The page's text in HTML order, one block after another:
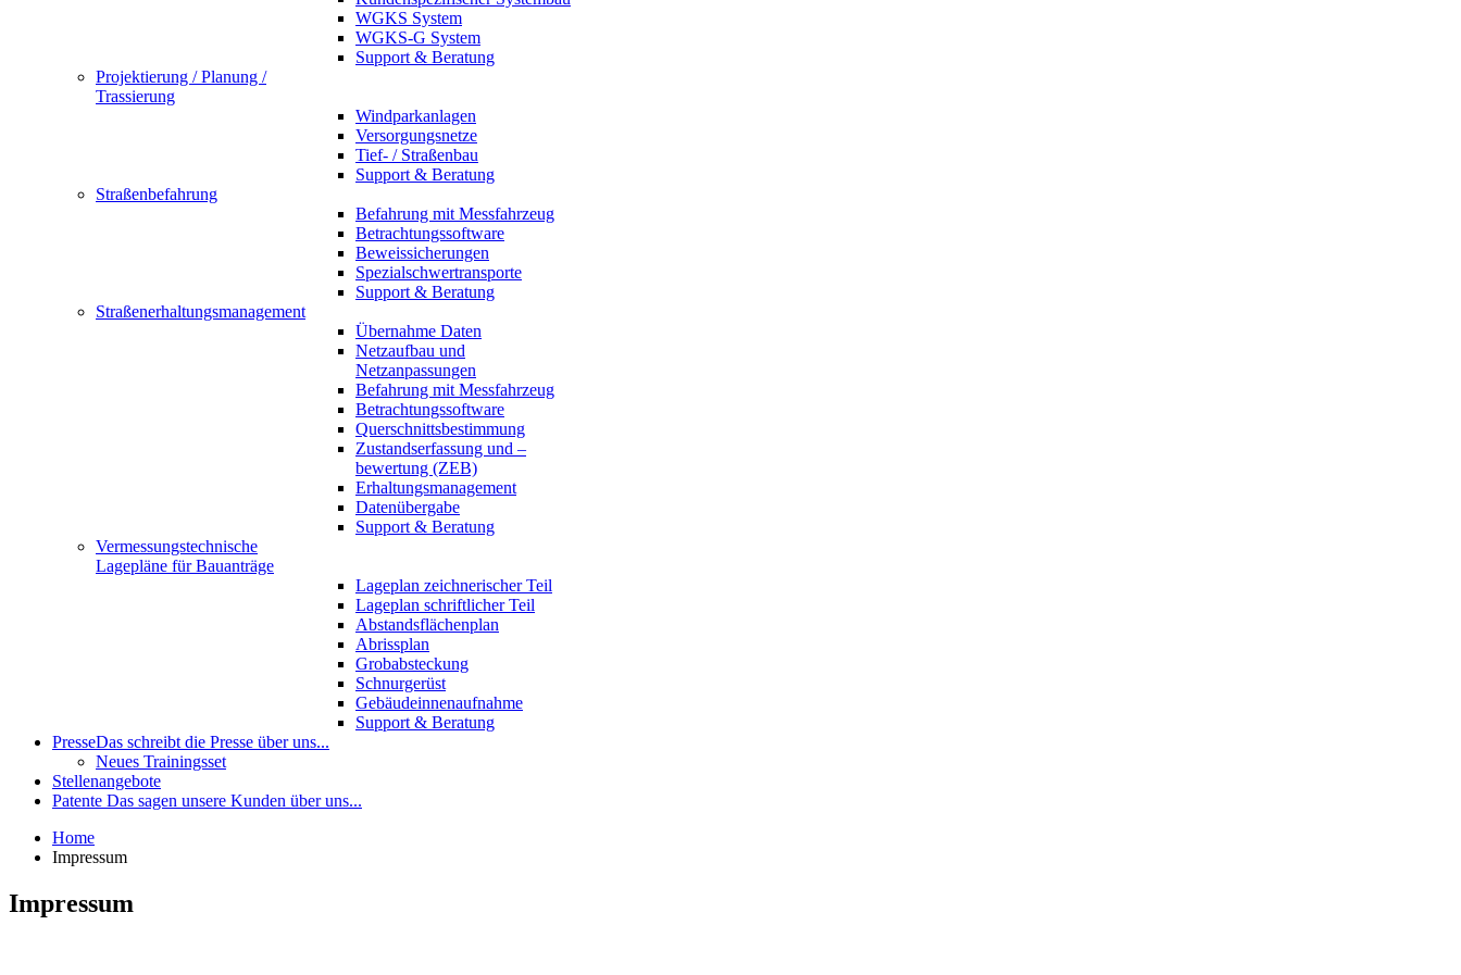
WGKS System
WGKS-G System
Support & Beratung
Projektierung / Planung /
Trassierung
Windparkanlagen
Versorgungsnetze
Tief- / Straßenbau
Support & Beratung
Straßenbefahrung
Befahrung mit Messfahrzeug
Betrachtungssoftware
Beweissicherungen
Spezialschwertransporte
Support & Beratung
Straßenerhaltungsmanagement
Übernahme Daten
Netzaufbau und
Netzanpassungen
Befahrung mit Messfahrzeug
Betrachtungssoftware
Querschnittsbestimmung
Zustandserfassung und –
bewertung (ZEB)
Erhaltungsmanagement
Datenübergabe
Support & Beratung
Vermessungstechnische
Lagepläne für Bauanträge
Lageplan zeichnerischer Teil
Lageplan schriftlicher Teil
Abstandsflächenplan
Abrissplan
Grobabsteckung
Schnurgerüst
Gebäudeinnenaufnahme
Support & Beratung
PresseDas schreibt die Presse über uns...
Neues Trainingsset
Stellenangebote
Patente Das sagen unsere Kunden über uns...
Home
Impressum
Impressum